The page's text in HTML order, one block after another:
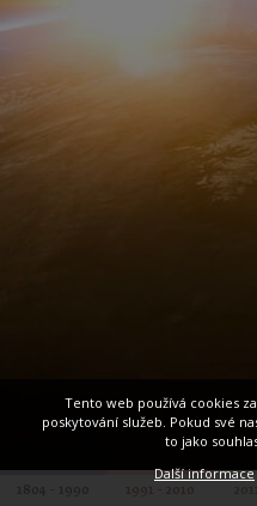
Tento web používá cookies
poskytování služeb. Pokud své
to jako
Další informace